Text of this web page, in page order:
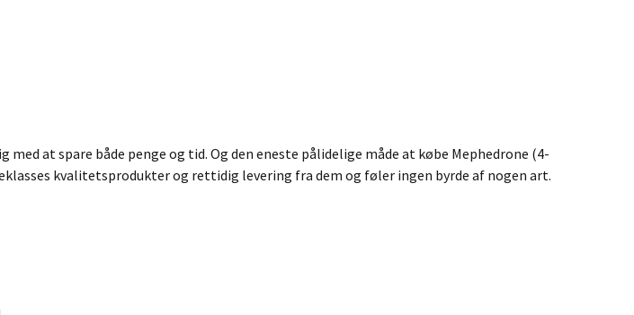
at spare både penge og tid. Og den eneste pålidelige måde at købe Mephedrone (4-
kvalitetsprodukter og rettidig levering fra dem og føler ingen byrde af nogen art.